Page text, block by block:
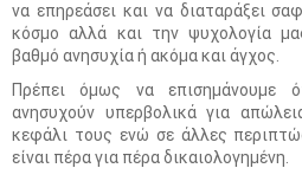
να επηρεάσει και να διαταράξει
κόσμο αλλά και την ψυχολογία
βαθμό ανησυχία ή ακόμα και άγχος.
Πρέπει όμως να επισημάνουμε
ανησυχούν υπερβολικά για
κεφάλι τους ενώ σε άλλες
είναι πέρα για πέρα δικαιολογημένη.